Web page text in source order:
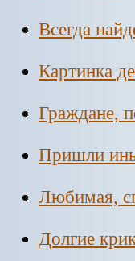
Всегда
Картинка
Граждане,
Пришли
Любимая,
Долгие